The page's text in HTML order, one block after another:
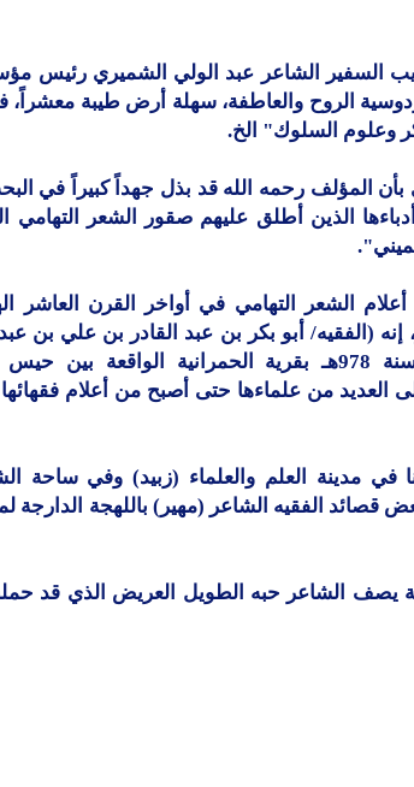
السفير الشاعر عبد الولي الشميري رئيس
الروح والعاطفة، سهلة أرض طيبة معشراً،
وعلوم السلوك" الخ.
بأن المؤلف رحمه الله قد بذل جهداً كبيراً في
الذين أطلق عليهم صقور الشعر التهامي
الشعر التهامي في أواخر القرن العاشر
(الفقيه/ أبو بكر بن عبد القادر بن علي بن عبد
شاعرنا مهير ولد سنة 978هـ بقرية الحمرانية الواقعة
العديد من علماءها حتى أصبح من أعلام
مدينة العلم والعلماء (زبيد) وفي ساحة
قصائد الفقيه الشاعر (مهير) باللهجة الدارجة
يصف الشاعر حبه الطويل العريض الذي قد